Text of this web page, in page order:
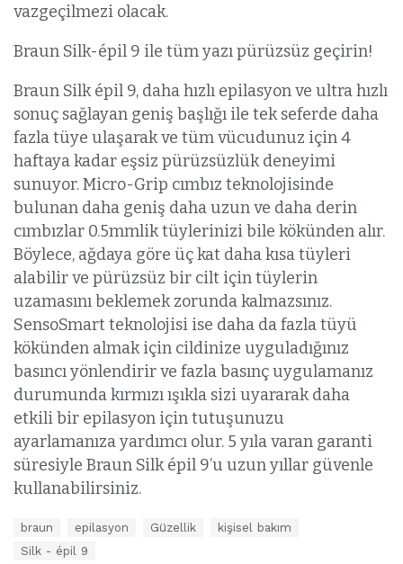
vazgeçilmezi olacak.
Braun Silk-épil 9 ile tüm yazı pürüzsüz geçirin!
Braun Silk épil 9, daha hızlı epilasyon ve ultra hızlı
sonuç sağlayan geniş başlığı ile tek seferde daha
fazla tüye ulaşarak ve tüm vücudunuz için 4
haftaya kadar eşsiz pürüzsüzlük deneyimi
sunuyor. Micro-Grip cımbız teknolojisinde
bulunan daha geniş daha uzun ve daha derin
cımbızlar 0.5mmlik tüylerinizi bile kökünden alır.
Böylece, ağdaya göre üç kat daha kısa tüyleri
alabilir ve pürüzsüz bir cilt için tüylerin
uzamasını beklemek zorunda kalmazsınız.
SensoSmart teknolojisi ise daha da fazla tüyü
kökünden almak için cildinize uyguladığınız
basıncı yönlendirir ve fazla basınç uygulamanız
durumunda kırmızı ışıkla sizi uyararak daha
etkili bir epilasyon için tutuşunuzu
ayarlamanıza yardımcı olur. 5 yıla varan garanti
süresiyle Braun Silk épil 9’u uzun yıllar güvenle
kullanabilirsiniz.
braun epilasyon Güzellik
kişisel bakım
Silk - épil 9